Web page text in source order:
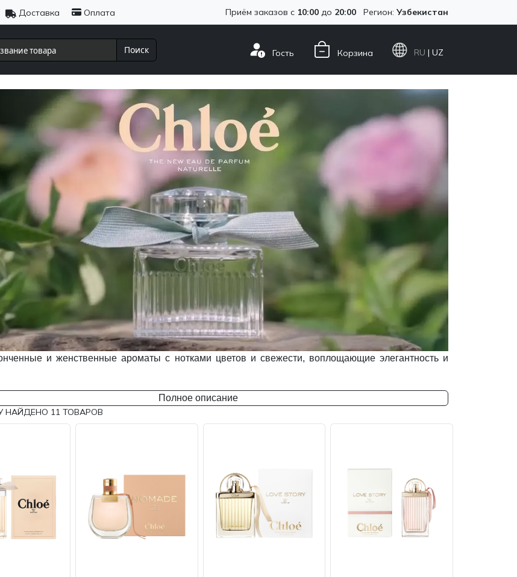
Доставка Оплата Приём заказов с 10:00 до 20:00 Регион: Узбекистан
Поиск Гость Корзина RU | UZ
и женственные ароматы с нотками цветов и свежести, воплощающие элегантность и
Полное описание
НАЙДЕНО 11 ТОВАРОВ